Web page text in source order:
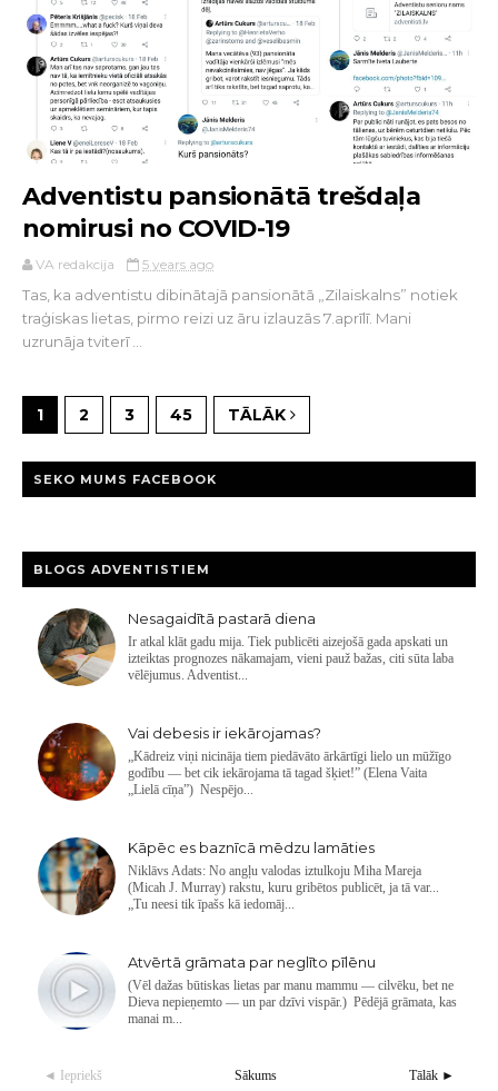
Adventistu pansionātā trešdaļa
nomirusi no COVID-19
VA redakcija 5 years ago
Tas, ka adventistu dibinātajā pansionātā „Zilaiskalns” notiek
traģiskas lietas, pirmo reizi uz āru izlauzās 7.aprīlī. Mani
uzrunāja tviterī ...
1 2 3 45 TĀLĀK
SEKO MUMS FACEBOOK
BLOGS ADVENTISTIEM
Nesagaidītā pastarā diena
Ir atkal klāt gadu mija. Tiek publicēti aizejošā gada apskati un
izteiktas prognozes nākamajam, vieni pauž bažas, citi sūta laba
vēlējumus. Adventist...
Vai debesis ir iekārojamas?
„Kādreiz viņi nicināja tiem piedāvāto ārkārtīgi lielo un mūžīgo
godību — bet cik iekārojama tā tagad šķiet!” (Elena Vaita
„Lielā cīņa”) Nespējo...
Kāpēc es baznīcā mēdzu lamāties
Niklāvs Adats: No angļu valodas iztulkoju Miha Mareja
(Micah J. Murray) rakstu, kuru gribētos publicēt, ja tā var...
„Tu neesi tik īpašs kā iedomāj...
Atvērtā grāmata par neglīto pīlēnu
(Vēl dažas būtiskas lietas par manu mammu — cilvēku, bet ne
Dieva nepieņemto — un par dzīvi vispār.) Pēdējā grāmata, kas
manai m...
◄ Iepriekš Tālāk ►
Sākums